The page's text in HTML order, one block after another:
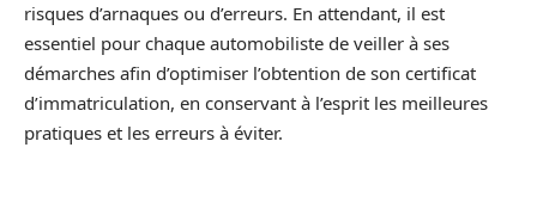
risques d’arnaques ou d’erreurs. En attendant, il est
essentiel pour chaque automobiliste de veiller à ses
démarches afin d’optimiser l’obtention de son certificat
d’immatriculation, en conservant à l’esprit les meilleures
pratiques et les erreurs à éviter.